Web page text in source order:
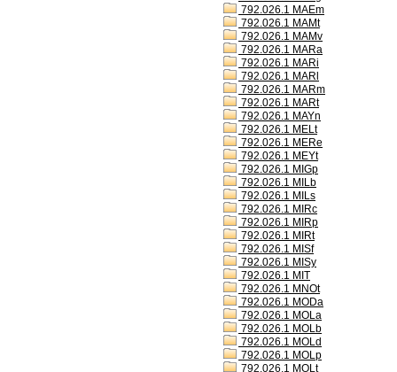
792.026.1 MAEm
792.026.1 MAMt
792.026.1 MAMv
792.026.1 MARa
792.026.1 MARi
792.026.1 MARl
792.026.1 MARm
792.026.1 MARt
792.026.1 MAYn
792.026.1 MELt
792.026.1 MERe
792.026.1 MEYt
792.026.1 MIGp
792.026.1 MILb
792.026.1 MILs
792.026.1 MIRc
792.026.1 MIRp
792.026.1 MIRt
792.026.1 MISf
792.026.1 MISy
792.026.1 MIT
792.026.1 MNOt
792.026.1 MODa
792.026.1 MOLa
792.026.1 MOLb
792.026.1 MOLd
792.026.1 MOLp
792.026.1 MOLt